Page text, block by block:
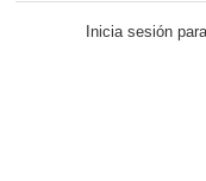
Inicia sesión